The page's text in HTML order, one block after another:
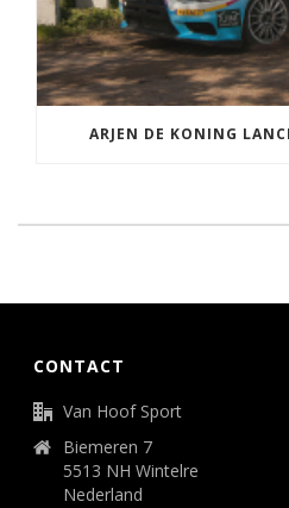
ARJEN DE KONING
CONTACT
Van Hoof Sport
Biemeren 7
5513 NH Wintelre
Nederland